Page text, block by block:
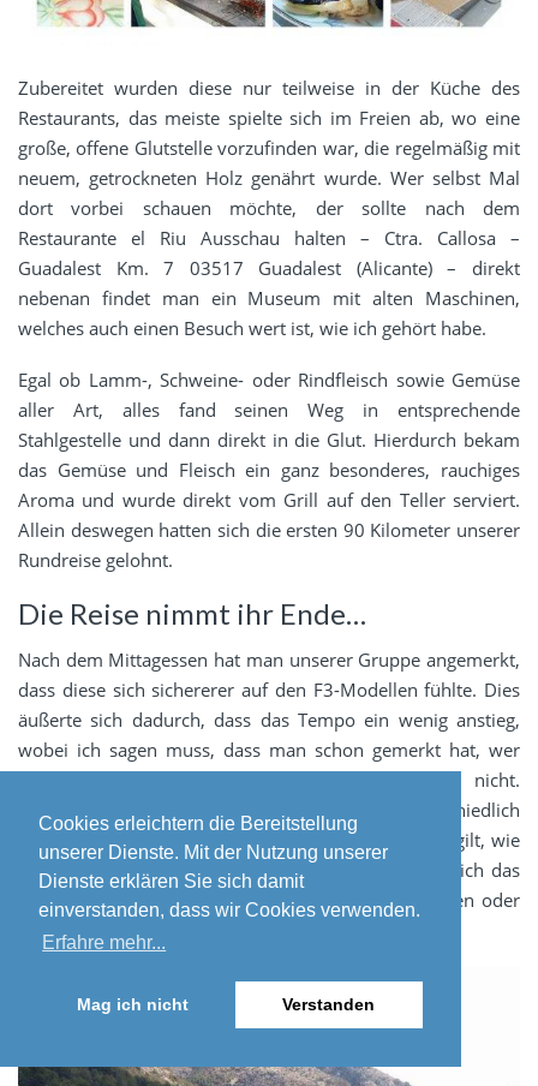
Cookies erleichtern die Bereitstellung
unserer Dienste. Mit der Nutzung unserer
Dienste erklären Sie sich damit
einverstanden, dass wir Cookies verwenden.
Erfahre mehr...
Mag ich nicht Verstanden
Zubereitet wurden diese nur teilweise in der Küche des
Restaurants, das meiste spielte sich im Freien ab, wo eine
große, offene Glutstelle vorzufinden war, die regelmäßig mit
neuem, getrockneten Holz genährt wurde. Wer selbst Mal
dort vorbei schauen möchte, der sollte nach dem
Restaurante el Riu Ausschau halten – Ctra. Callosa –
Guadalest Km. 7 03517 Guadalest (Alicante) – direkt
nebenan findet man ein Museum mit alten Maschinen,
welches auch einen Besuch wert ist, wie ich gehört habe.
Egal ob Lamm-, Schweine- oder Rindfleisch sowie Gemüse
aller Art, alles fand seinen Weg in entsprechende
Stahlgestelle und dann direkt in die Glut. Hierdurch bekam
das Gemüse und Fleisch ein ganz besonderes, rauchiges
Aroma und wurde direkt vom Grill auf den Teller serviert.
Allein deswegen hatten sich die ersten 90 Kilometer unserer
Rundreise gelohnt.
Die Reise nimmt ihr Ende…
Nach dem Mittagessen hat man unserer Gruppe angemerkt,
dass diese sich sichererer auf den F3-Modellen fühlte. Dies
äußerte sich dadurch, dass das Tempo ein wenig anstieg,
wobei ich sagen muss, dass man schon gemerkt hat, wer
schon einmal Motorrad gefahren ist und wer nicht.
Zumindest kann ich mir so erklären, dass es unterschiedlich
schnelle und sicherere Fahrer gab. Beim Spyder F3 gilt, wie
bei jedem anderen Fahrzeug auch, jeder sollte für sich das
passende Tempo finden. Natürlich ohne zu schleichen oder
zu arg zu rasen.